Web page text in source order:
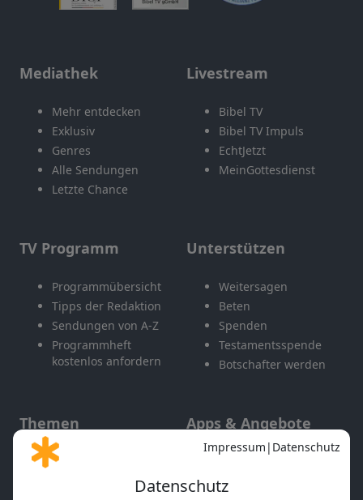
Mediathek
Mehr entdecken
Exklusiv
Genres
Alle Sendungen
Letzte Chance
Livestream
Bibel TV
Bibel TV Impuls
EchtJetzt
MeinGottesdienst
TV Programm
Programmübersicht
Tipps der Redaktion
Sendungen von A-Z
Programmheft
kostenlos anfordern
Unterstützen
Weitersagen
Beten
Spenden
Testamentsspende
Botschafter werden
Themen
Gott und Bibel erklärt
Apps & Angebote
Mobile App